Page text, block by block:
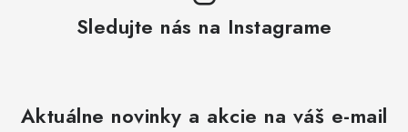
Sledujte nás na Instagrame
Aktuálne novinky a akcie na váš e-mail